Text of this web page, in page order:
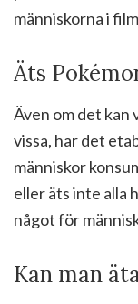
människorna i
Äts
Även om det
vissa, har det
människor
eller äts inte alla
något för
Kan man